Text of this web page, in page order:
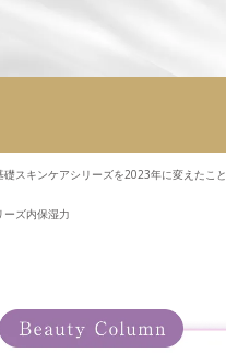
礎スキンケアシリーズを2023年に変えたこと
ーズ内保湿力